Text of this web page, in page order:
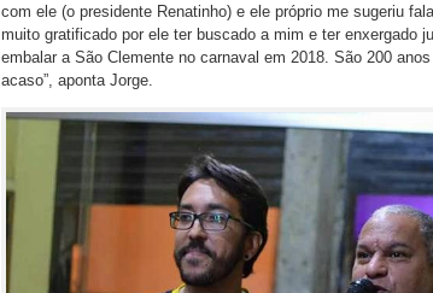
com ele (o presidente Renatinho) e ele próprio me sugeriu
muito gratificado por ele ter buscado a mim e ter enxergado
embalar a São Clemente no carnaval em 2018. São 200
acaso”, aponta Jorge.